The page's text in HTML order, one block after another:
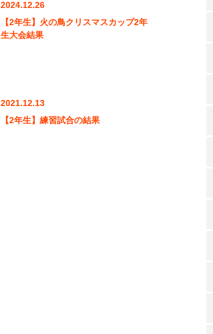
2024.12.26
【2年生】火の鳥クリスマスカップ2年
生大会結果
2021.12.13
【2年生】練習試合の結果